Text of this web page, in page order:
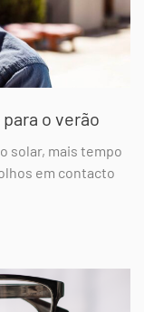
o verão
solar, mais tempo
em contacto